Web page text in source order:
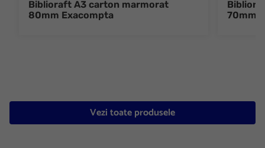
Biblioraft A3 carton marmorat
80mm Exacompta
70mm
Vezi toate produsele